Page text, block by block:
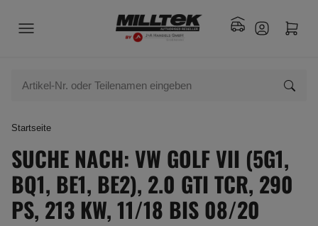
Startseite
SUCHE NACH: VW GOLF VII (5G1,
BQ1, BE1, BE2), 2.0 GTI TCR, 290
PS, 213 KW, 11/18 BIS 08/20